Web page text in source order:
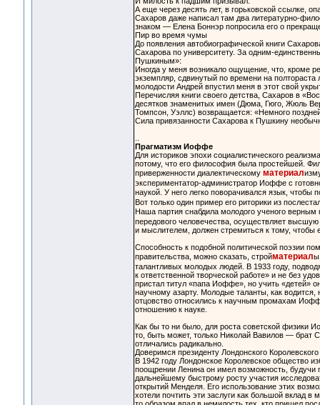
А еще через десять лет, в горьковской ссылке,
Сахаров даже написал там два литературно-
знаком — Елена Боннэр попросила его о
Пир во время чумы
До появления автобиографической книги
Сахарова по университету. За одним-
Пушкиным»:
Иногда у меня возникало ощущение, что, кроме
экземпляр, сдвинутый по времени на
молодости Андрей впустил меня в этот свой
Перечисляя книги своего детства, Сахаров в
десятков знаменитых имен (Дюма, Гюго, Жюль
Томпсон, Уэллс) возвращается: «Немного
Сила привязанности Сахарова к Пушкину
Прагматизм Иоффе
Для историков эпохи социалистического
потому, что его философия была простейшей.
приверженности диалектическому материал
экспериментатор-администратор Иоффе с
наукой. У него легко поворачивался язык, чтобы
Вот только один пример его риторики из
Наша партия снабдила молодого ученого
передового человечества, осуществляет
и мыслителем, должен стремиться к тому, чтобы
Способность к подобной политической поэзии
правительства, можно сказать, стройматериалы
талантливых молодых людей. В 1933 году,
к ответственной творческой работе» и не без
пристал титул «папа Иоффе», но учить «детей»
научному азарту. Молодые таланты, как водится,
отцовство относились к научным промахам
отношению к науке.
Как бы то ни было, для роста советской физики
то, быть может, только Николай Вавилов — брат
отличались радикально.
Доверимся президенту Лондонского
В 1942 году Лондонское Королевское общество
поощрении Ленина он имел возможность, будучи
дальнейшему быстрому росту участия
открытий Менделя. Его использование этих
хотели почтить эти заслуги как большой вклад